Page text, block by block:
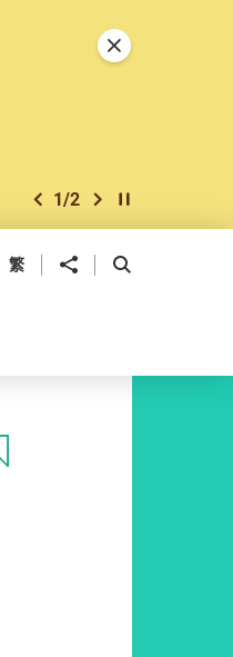
上一个
1/2 下一个开始/暂停幻灯
关闭特別通告
繁 分享到 开启搜寻框